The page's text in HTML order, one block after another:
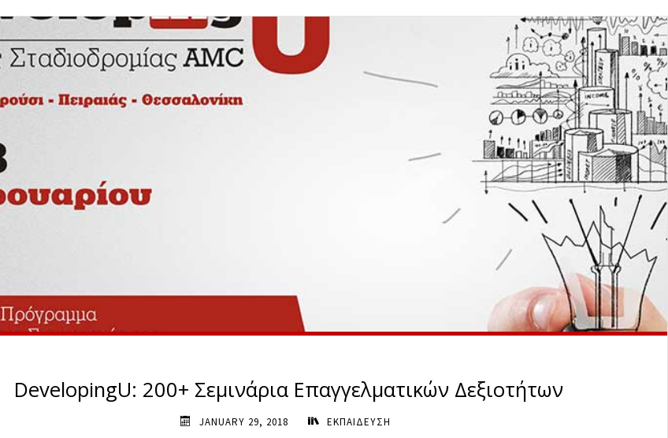
DevelopingU: 200+ Σεμινάρια Επαγγελματικών Δεξιοτήτων
JANUARY 29, 2018 ΕΚΠΑΙΔΕΥΣΗ